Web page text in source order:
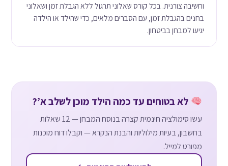
וחשיבה צורנית. בכל קורס שאלוני תרגול ללא הגבלת זמן ושאלוני
בחנים בהגבלת זמן, עם הסברים מלאים, כדי שהילד או הילדה
יגיעו למבחן בביטחון.
לא בטוחים עד כמה הילד מוכן לשלב א’?
עשו סימולציה חינמית קצרה בנוסח המבחן — 12 שאלות
בחשבון, בעיות מילוליות והבנת הנקרא — וקבלו דוח מוכנות
מפורט למייל.